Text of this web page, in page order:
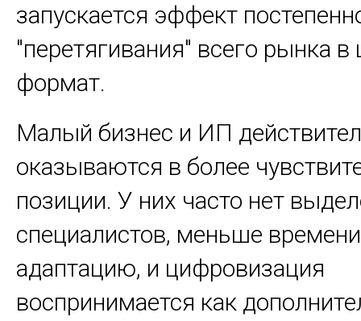
запускается эффект
"перетягивания" всего рынка
формат.
Малый бизнес и ИП
оказываются в более
позиции. У них часто нет
специалистов, меньше
адаптацию, и цифровизация
воспринимается как